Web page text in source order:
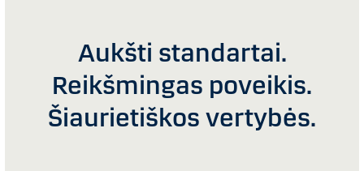
Aukšti standartai.
Reikšmingas poveikis.
Šiaurietiškos vertybės.